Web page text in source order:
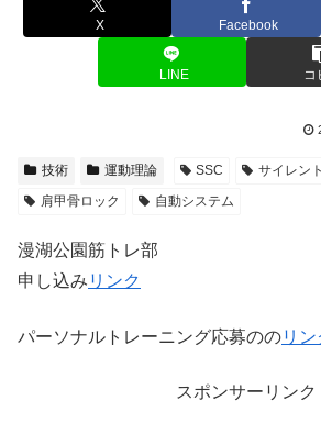
X Facebook
LINE コ
技術 運動理論 SSC サイレン
肩甲骨ロック
自動システム
漫湖公園筋トレ部
申し込み リンク
パーソナルトレーニング応募ののリン
スポンサーリンク